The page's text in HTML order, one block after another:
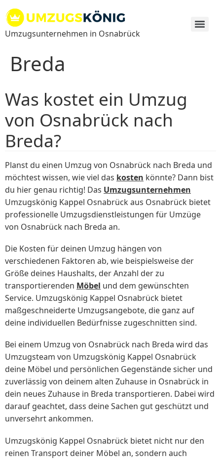
Inhalt
springen
Umzugsunternehmen in Osnabrück
Breda
Was kostet ein Umzug
von Osnabrück nach
Breda?
Planst du einen Umzug von Osnabrück nach Breda und
möchtest wissen, wie viel das kosten könnte? Dann bist
du hier genau richtig! Das Umzugsunternehmen
Umzugskönig Kappel Osnabrück aus Osnabrück bietet
professionelle Umzugsdienstleistungen für Umzüge
von Osnabrück nach Breda an.
Die Kosten für deinen Umzug hängen von
verschiedenen Faktoren ab, wie beispielsweise der
Größe deines Haushalts, der Anzahl der zu
transportierenden Möbel und dem gewünschten
Service. Umzugskönig Kappel Osnabrück bietet
maßgeschneiderte Umzugsangebote, die ganz auf
deine individuellen Bedürfnisse zugeschnitten sind.
Bei einem Umzug von Osnabrück nach Breda wird das
Umzugsteam von Umzugskönig Kappel Osnabrück
deine Möbel und persönlichen Gegenstände sicher und
zuverlässig von deinem alten Zuhause in Osnabrück in
dein neues Zuhause in Breda transportieren. Dabei wird
darauf geachtet, dass deine Sachen gut geschützt und
unversehrt ankommen.
Umzugskönig Kappel Osnabrück bietet nicht nur den
reinen Transport deiner Möbel an, sondern auch